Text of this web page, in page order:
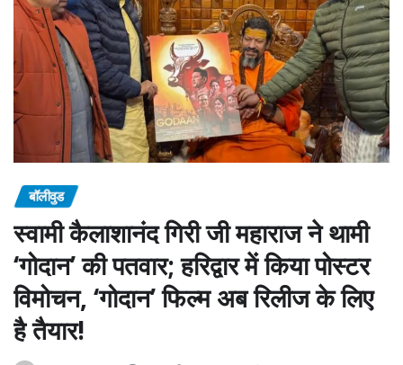
बॉलीवुड
स्वामी कैलाशानंद गिरी जी महाराज ने थामी
‘गोदान’ की पतवार; हरिद्वार में किया पोस्टर
विमोचन, ‘गोदान’ फिल्म अब रिलीज के लिए
है तैयार!